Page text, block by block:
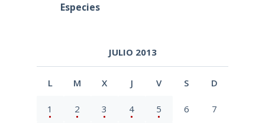
Especies
JULIO 2013
L M X J V S D
1 2 3 4 5 6 7